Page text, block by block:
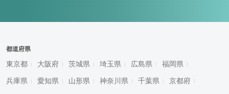
都道府県
東京都 大阪府 茨城県 埼玉県 広島県 福岡県
兵庫県 愛知県 山形県 神奈川県 千葉県 京都府